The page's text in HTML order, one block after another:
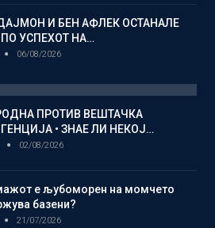
И БЕН АФЛЕК ОСТАНАЛЕ
УСПЕХОТ НА…
06/08/2026
ПРОТИВ ВЕШТАЧКА
• ЗНАЕ ЛИ НЕКОЈ…
02/08/2026
е љубоморен на момчето
базени?
21/07/2026